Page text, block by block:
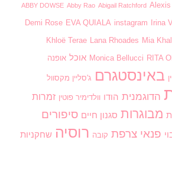
ABBY DOWSE Abby Rao Abigail Ratchford Alexis
Demi Rose EVA QUIALA instagram Irina
Khloë Terae Lana Rhoades Mia
Monica Bellucci RITA אוכל אופנה
באינסטגרם ג'סליין מקסוול
הדוגמנית הודו וולדימיר פוטין זמרות
מבוגרות סגנון חיים סיפורים
פנאי צרפת קובה רוסיה שחקניות